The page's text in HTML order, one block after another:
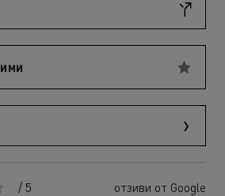
/ 5 отзиви от Google